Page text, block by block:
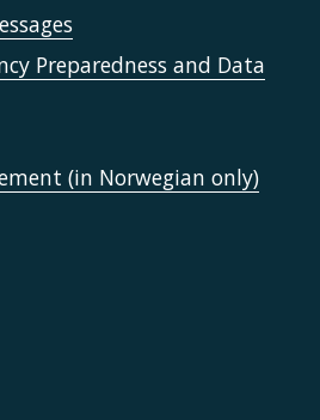
Preparedness and Data
(in Norwegian only)